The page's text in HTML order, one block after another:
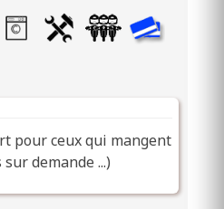
pour ceux qui mangent
demande ...)